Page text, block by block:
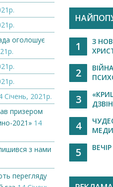
оголошує
Січень, 2021р.
призером
2021» 14
з нами
перегляду
1
З
2
3
4
5